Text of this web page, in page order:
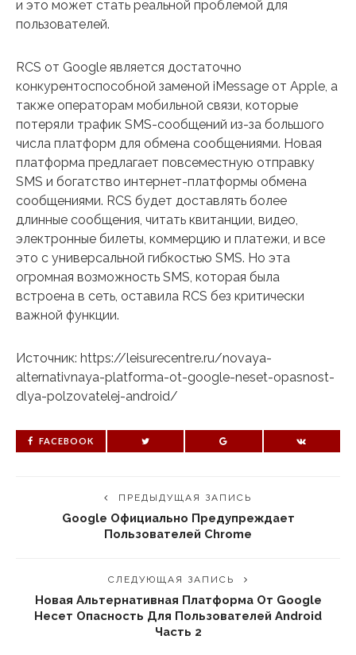
и это может стать реальной проблемой для
пользователей.
RCS от Google является достаточно
конкурентоспособной заменой iMessage от Apple, а
также операторам мобильной связи, которые
потеряли трафик SMS-сообщений из-за большого
числа платформ для обмена сообщениями. Новая
платформа предлагает повсеместную отправку
SMS и богатство интернет-платформы обмена
сообщениями. RCS будет доставлять более
длинные сообщения, читать квитанции, видео,
электронные билеты, коммерцию и платежи, и все
это с универсальной гибкостью SMS. Но эта
огромная возможность SMS, которая была
встроена в сеть, оставила RCS без критически
важной функции.
Источник: https://leisurecentre.ru/novaya-
alternativnaya-platforma-ot-google-neset-opasnost-
dlya-polzovatelej-android/
FACEBOOK
ПРЕДЫДУЩАЯ ЗАПИСЬ
Google Официально Предупреждает
Пользователей Chrome
СЛЕДУЮЩАЯ ЗАПИСЬ
Новая Альтернативная Платформа От Google
Несет Опасность Для Пользователей Android
Часть 2